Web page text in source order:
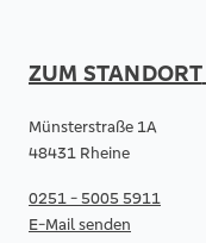
ZUM STANDORT
Münsterstraße 1A
48431 Rheine
0251 - 5005 5911
E-Mail senden